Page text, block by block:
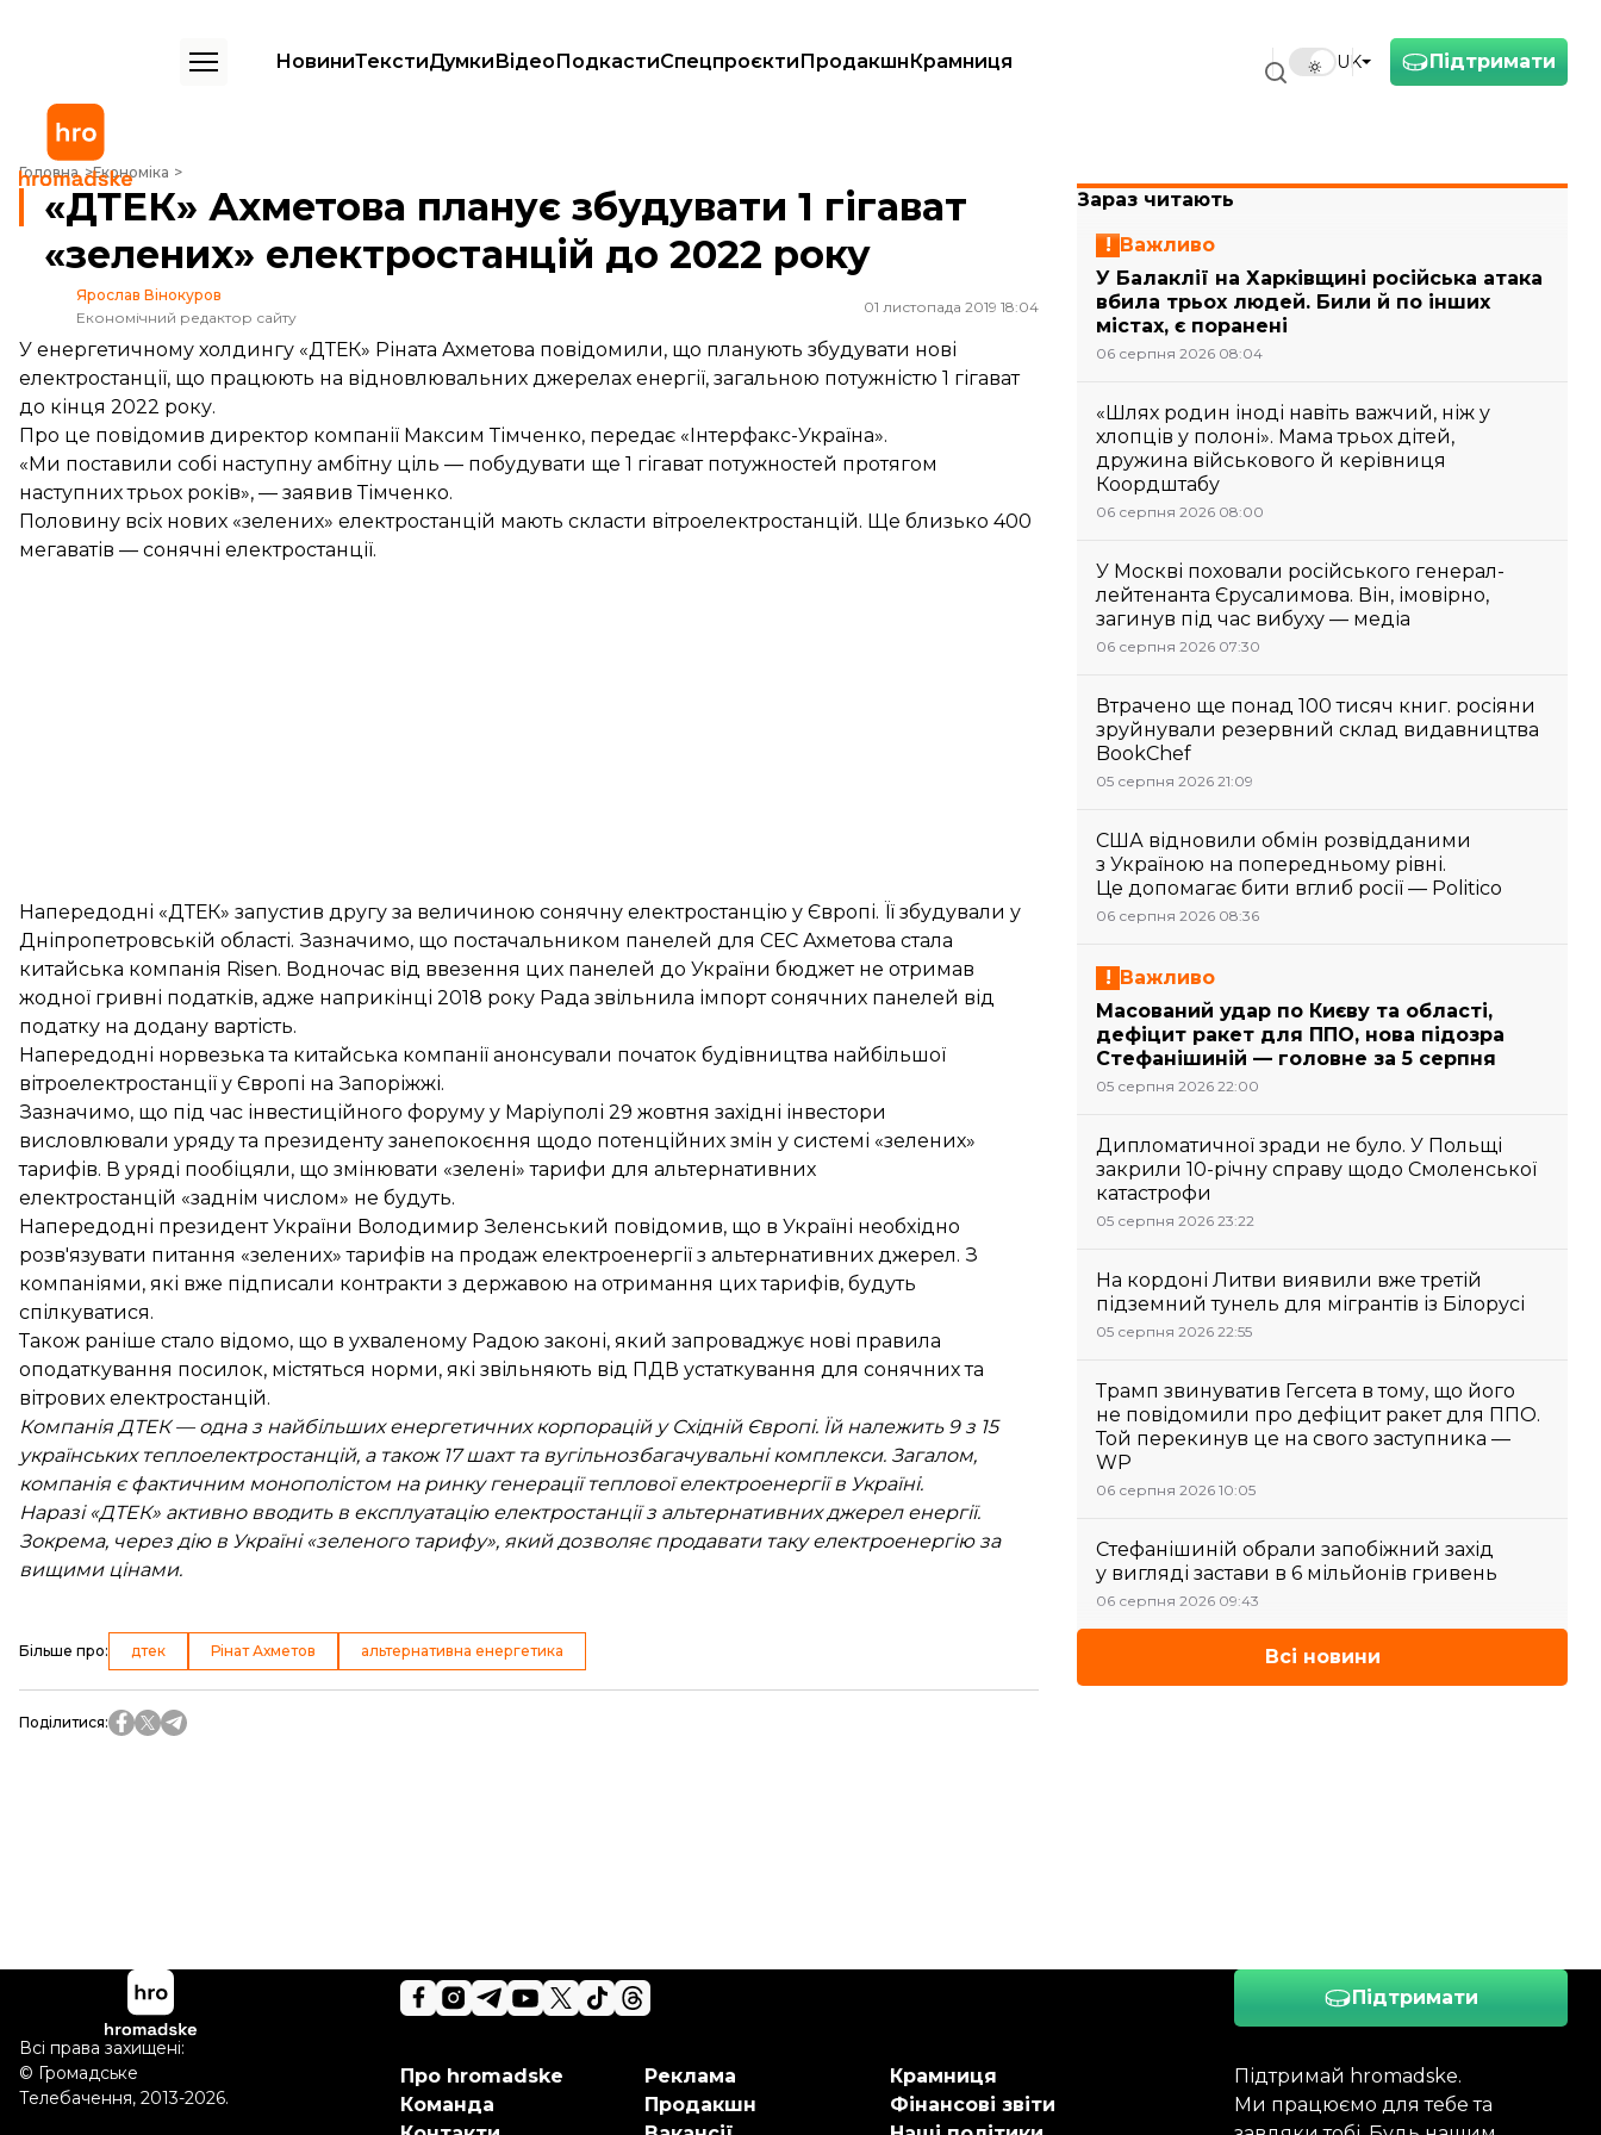
Підтримати
UK
НовиниТекстиДумкиВідеоПодкастиСпецпроєктиПродакшнКрамниця
Головна Економіка
«ДТЕК» Ахметова планує збудувати 1 гігават «зелених» електростанцій до 2022 року
«ДТЕК» Ахметова планує збудувати 1 гігават
«зелених» електростанцій до 2022 року
Ярослав Вінокуров
Економічний редактор сайту
01 листопада 2019 18:04
У енергетичному холдингу «ДТЕК» Ріната Ахметова повідомили, що планують збудувати нові
електростанції, що працюють на відновлювальних джерелах енергії, загальною потужністю 1 гігават
до кінця 2022 року.
Про це повідомив директор компанії Максим Тімченко, передає «Інтерфакс-Україна».
«Ми поставили собі наступну амбітну ціль — побудувати ще 1 гігават потужностей протягом
наступних трьох років», — заявив Тімченко.
Половину всіх нових «зелених» електростанцій мають скласти вітроелектростанцій. Ще близько 400
мегаватів — сонячні електростанції.
Напередодні «ДТЕК» запустив другу за величиною сонячну електростанцію у Європі. Її збудували у
Дніпропетровській області. Зазначимо, що постачальником панелей для СЕС Ахметова стала
китайська компанія Risen. Водночас від ввезення цих панелей до України бюджет не отримав
жодної гривні податків, адже наприкінці 2018 року Рада звільнила імпорт сонячних панелей від
податку на додану вартість.
Напередодні норвезька та китайська компанії анонсували початок будівництва найбільшої
вітроелектростанції у Європі на Запоріжжі.
Зазначимо, що під час інвестиційного форуму у Маріуполі 29 жовтня західні інвестори
висловлювали уряду та президенту занепокоєння щодо потенційних змін у системі «зелених»
тарифів. В уряді пообіцяли, що змінювати «зелені» тарифи для альтернативних
електростанцій «заднім числом» не будуть.
Напередодні президент України Володимир Зеленський повідомив, що в Україні необхідно
розв'язувати питання «зелених» тарифів на продаж електроенергії з альтернативних джерел. З
компаніями, які вже підписали контракти з державою на отримання цих тарифів, будуть
спілкуватися.
Також раніше стало відомо, що в ухваленому Радою законі, який запроваджує нові правила
оподаткування посилок, містяться норми, які звільняють від ПДВ устаткування для сонячних та
вітрових електростанцій.
Компанія ДТЕК — одна з найбільших енергетичних корпорацій у Східній Європі. Їй належить 9 з 15
українських теплоелектростанцій, а також 17 шахт та вугільнозбагачувальні комплекси. Загалом,
компанія є фактичним монополістом на ринку генерації теплової електроенергії в Україні.
Наразі «ДТЕК» активно вводить в експлуатацію електростанції з альтернативних джерел енергії.
Зокрема, через дію в Україні «зеленого тарифу», який дозволяє продавати таку електроенергію за
вищими цінами.
Більше про: дтек Рінат Ахметов альтернативна енергетика
Поділитися:
Зараз читають
Важливо
У Балаклії на Харківщині російська атака
вбила трьох людей. Били й по інших
містах, є поранені
06 серпня 2026 08:04
«Шлях родин іноді навіть важчий, ніж у
хлопців у полоні». Мама трьох дітей,
дружина військового й керівниця
Коордштабу
06 серпня 2026 08:00
У Москві поховали російського генерал-
лейтенанта Єрусалимова. Він, імовірно,
загинув під час вибуху — медіа
06 серпня 2026 07:30
Втрачено ще понад 100 тисяч книг. росіяни
зруйнували резервний склад видавництва
BookChef
05 серпня 2026 21:09
США відновили обмін розвідданими
з Україною на попередньому рівні.
Це допомагає бити вглиб росії — Politico
06 серпня 2026 08:36
Важливо
Масований удар по Києву та області,
дефіцит ракет для ППО, нова підозра
Стефанішиній — головне за 5 серпня
05 серпня 2026 22:00
Дипломатичної зради не було. У Польщі
закрили 10-річну справу щодо Смоленської
катастрофи
05 серпня 2026 23:22
На кордоні Литви виявили вже третій
підземний тунель для мігрантів із Білорусі
05 серпня 2026 22:55
Трамп звинуватив Гегсета в тому, що його
не повідомили про дефіцит ракет для ППО.
Той перекинув це на свого заступника —
WP
06 серпня 2026 10:05
Стефанішиній обрали запобіжний захід
у вигляді застави в 6 мільйонів гривень
06 серпня 2026 09:43
Всі новини
Підтримати
Підтримай hromadske.
Ми працюємо для тебе та
Про hromadske
Команда
Реклама
Продакшн
Крамниця
Фінансові звіти
Всі права захищені:
© Громадське
Телебачення, 2013-2026.